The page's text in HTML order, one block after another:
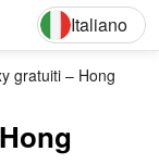
EnglishDeutsch
Italiano
gratuiti – Hong